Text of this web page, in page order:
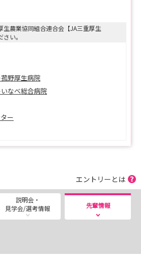
野厚生病院
なべ総合病院
本会ホームページ「採用情報」をご
通知書をご本人宛に送付します
生農業協同組合連合会【JA三重厚生
い。
野厚生病院
なべ総合病院
ー
エントリーとは
説明会・
見学会/選考情報
先輩情報